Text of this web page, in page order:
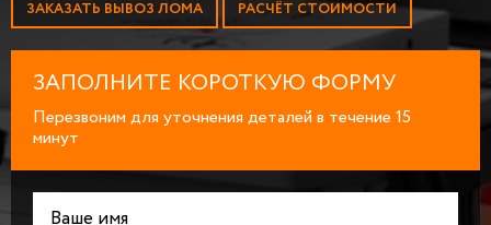
ЗАКАЗАТЬ ВЫВОЗ ЛОМА РАСЧЁТ СТОИМОСТИ
ЗАПОЛНИТЕ КОРОТКУЮ ФОРМУ
Перезвоним для уточнения деталей в течение 15
минут